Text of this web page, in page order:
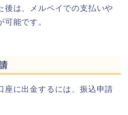
後は、メルペイでの支払いや
能です。
座に出金するには、振込申請